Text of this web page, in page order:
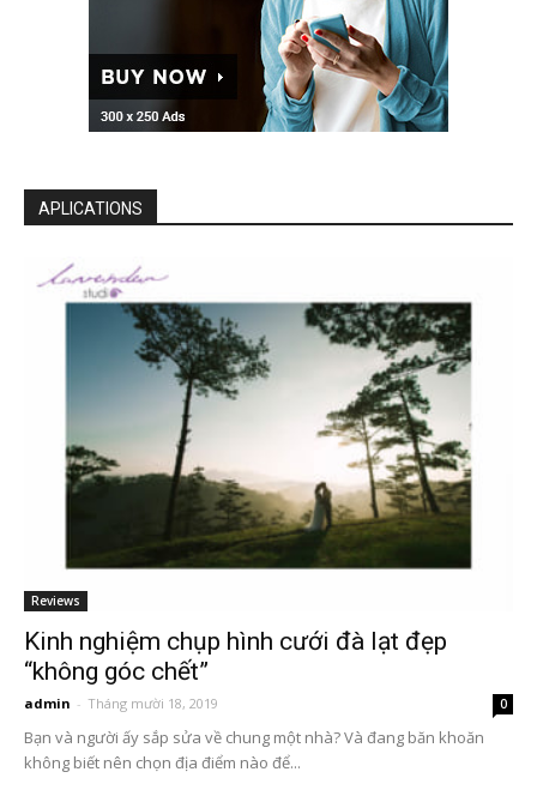
APLICATIONS
Reviews
Kinh nghiệm chụp hình cưới đà lạt đẹp
“không góc chết”
admin - Tháng mười 18, 2019 0
Bạn và người ấy sắp sửa về chung một nhà? Và đang băn khoăn
không biết nên chọn địa điểm nào để...